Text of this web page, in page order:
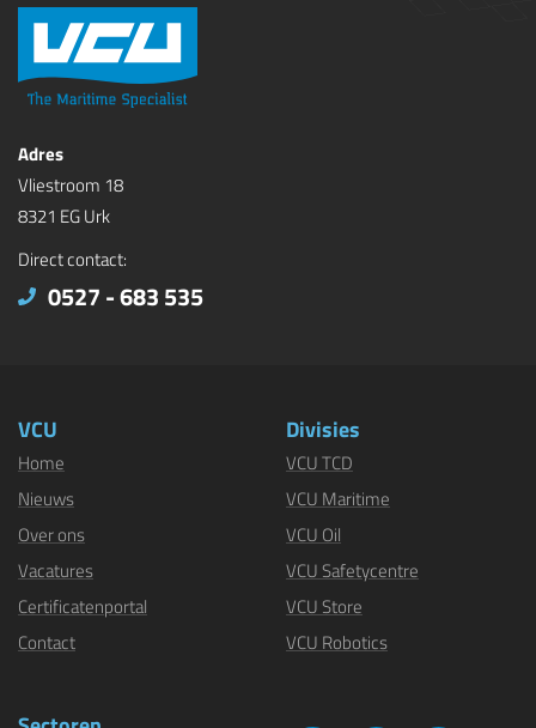
Adres
Vliestroom 18
8321 EG Urk
Direct contact:
0527 - 683 535
VCU
Home
Nieuws
Over ons
Vacatures
Certificatenportal
Contact
Divisies
VCU TCD
VCU Maritime
VCU Oil
VCU Safetycentre
VCU Store
VCU Robotics